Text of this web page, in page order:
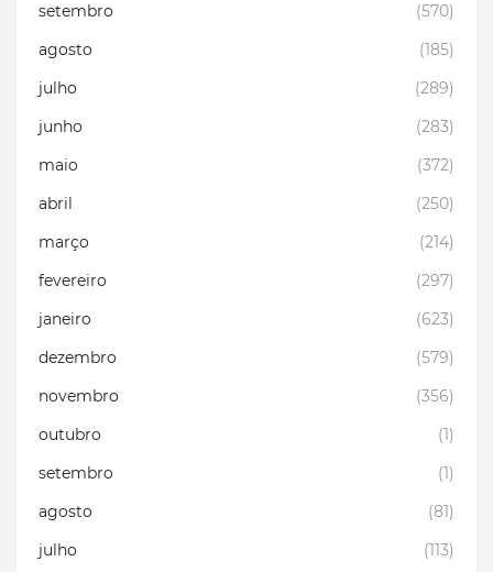
setembro
(570)
agosto
(185)
julho
(289)
junho
(283)
maio
(372)
abril
(250)
março
(214)
fevereiro
(297)
janeiro
(623)
dezembro
(579)
novembro
(356)
outubro
(1)
setembro
(1)
agosto
(81)
julho
(113)